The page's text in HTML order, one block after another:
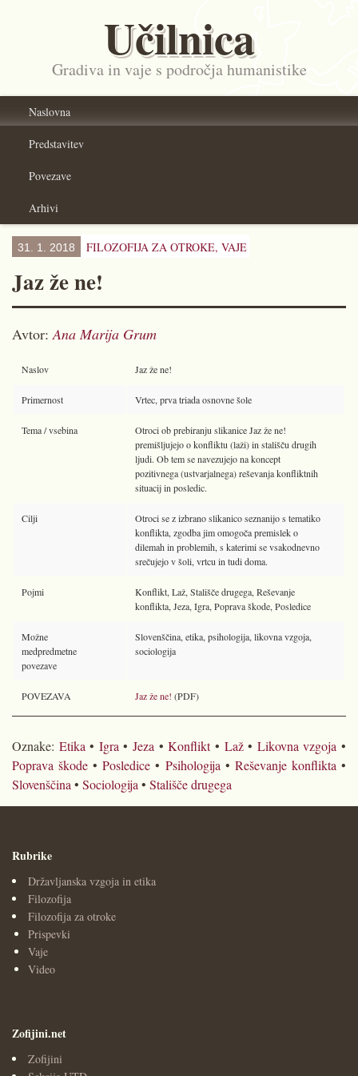
Učilnica
Gradiva in vaje s področja humanistike
Naslovna
Predstavitev
Povezave
Arhivi
31. 1. 2018 FILOZOFIJA ZA OTROKE, VAJE
Jaz že ne!
Avtor:Ana Marija Grum
Naslov Jaz že ne!
Primernost Vrtec, prva triada osnovne šole
Tema / vsebina
Otroci ob prebiranju slikanice Jaz že ne!
premišljujejo o konfliktu (laži) in stališču drugih
ljudi. Ob tem se navezujejo na koncept
pozitivnega (ustvarjalnega) reševanja konfliktnih
situacij in posledic.
Cilji
Otroci se z izbrano slikanico seznanijo s tematiko
konflikta, zgodba jim omogoča premislek o
dilemah in problemih, s katerimi se vsakodnevno
srečujejo v šoli, vrtcu in tudi doma.
Pojmi
Konflikt, Laž, Stališče drugega, Reševanje
konflikta, Jeza, Igra, Poprava škode, Posledice
Možne
medpredmetne
povezave
Slovenščina, etika, psihologija, likovna vzgoja,
sociologija
POVEZAVA Jaz že ne! (PDF)
Oznake: Etika • Igra •Jeza •Konflikt• Laž• Likovna vzgoja •
Poprava škode •Posledice • Psihologija • Reševanje konflikta •
Slovenščina • Sociologija • Stališče drugega
Rubrike
Državljanska vzgoja in etika
Filozofija
Filozofija za otroke
Prispevki
Vaje
Video
Zofijini.net
Zofijini